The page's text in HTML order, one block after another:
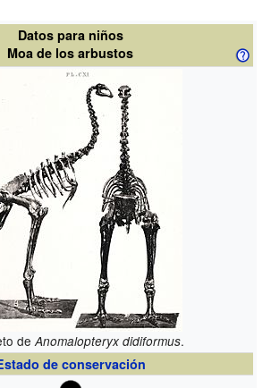
Datos para niños
Moa de los arbustos
de Anomalopteryx didiformus.
de conservación